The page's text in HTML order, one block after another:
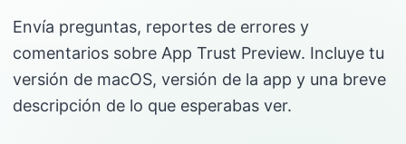
Envía preguntas, reportes de errores y
comentarios sobre App Trust Preview. Incluye tu
versión de macOS, versión de la app y una breve
descripción de lo que esperabas ver.